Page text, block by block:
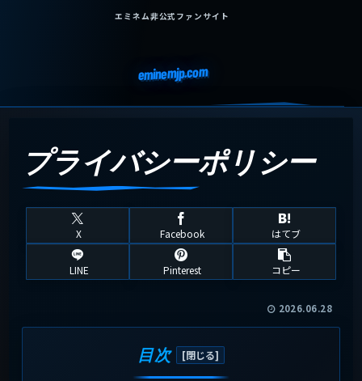
エミネム非公式ファンサイト
eminemjp.com
プライバシーポリシー
X Facebook はてブ
LINE Pinterest コピー
2026.06.28
目次